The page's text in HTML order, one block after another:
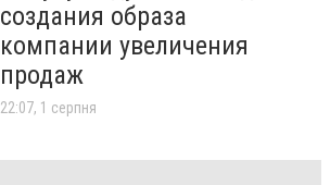
создания образа
компании увеличения
продаж
22:07, 1 серпня